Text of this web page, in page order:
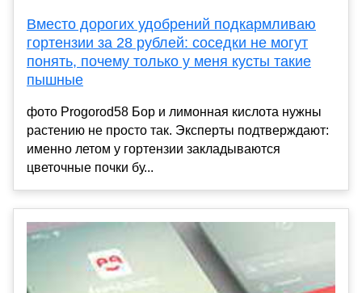
Вместо дорогих удобрений подкармливаю
гортензии за 28 рублей: соседки не могут
понять, почему только у меня кусты такие
пышные
фото Progorod58 Бор и лимонная кислота нужны
растению не просто так. Эксперты подтверждают:
именно летом у гортензии закладываются
цветочные почки бу...